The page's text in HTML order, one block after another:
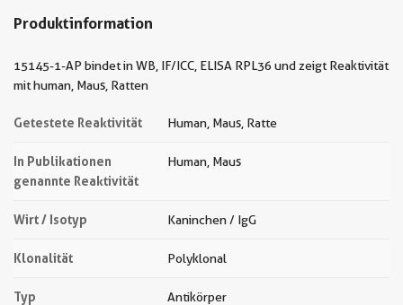
Produktinformation
15145-1-AP bindet in WB, IF/ICC, ELISA RPL36 und zeigt Reaktivität
mit human, Maus, Ratten
Getestete Reaktivität Human, Maus, Ratte
In Publikationen
genannte Reaktivität
Human, Maus
Wirt / Isotyp Kaninchen / IgG
Klonalität Polyklonal
Typ Antikörper